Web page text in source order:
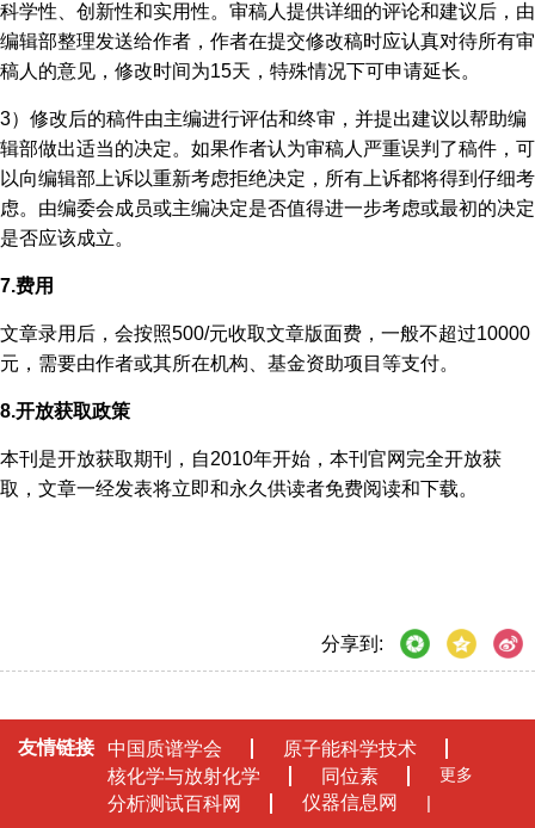
科学性、创新性和实用性。审稿人提供详细的评论和建议后，由
编辑部整理发送给作者，作者在提交修改稿时应认真对待所有审
稿人的意见，修改时间为15天，特殊情况下可申请延长。
3）修改后的稿件由主编进行评估和终审，并提出建议以帮助编
辑部做出适当的决定。如果作者认为审稿人严重误判了稿件，可
以向编辑部上诉以重新考虑拒绝决定，所有上诉都将得到仔细考
虑。由编委会成员或主编决定是否值得进一步考虑或最初的决定
是否应该成立。
7.费用
文章录用后，会按照500/元收取文章版面费，一般不超过10000
元，需要由作者或其所在机构、基金资助项目等支付。
8.开放获取政策
本刊是开放获取期刊，自2010年开始，本刊官网完全开放获
取，文章一经发表将立即和永久供读者免费阅读和下载。
分享到:
友情链接 中国质谱学会
原子能科学技术
核化学与放射化学
同位素
分析测试百科网
仪器信息网
更多